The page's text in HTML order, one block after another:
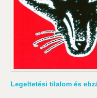
Legeltetési tilalom és